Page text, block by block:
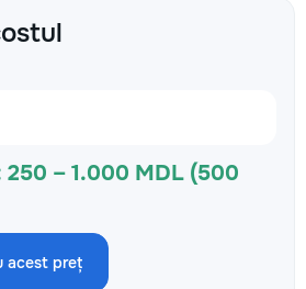
250 – 1.000 MDL (500
acest preț